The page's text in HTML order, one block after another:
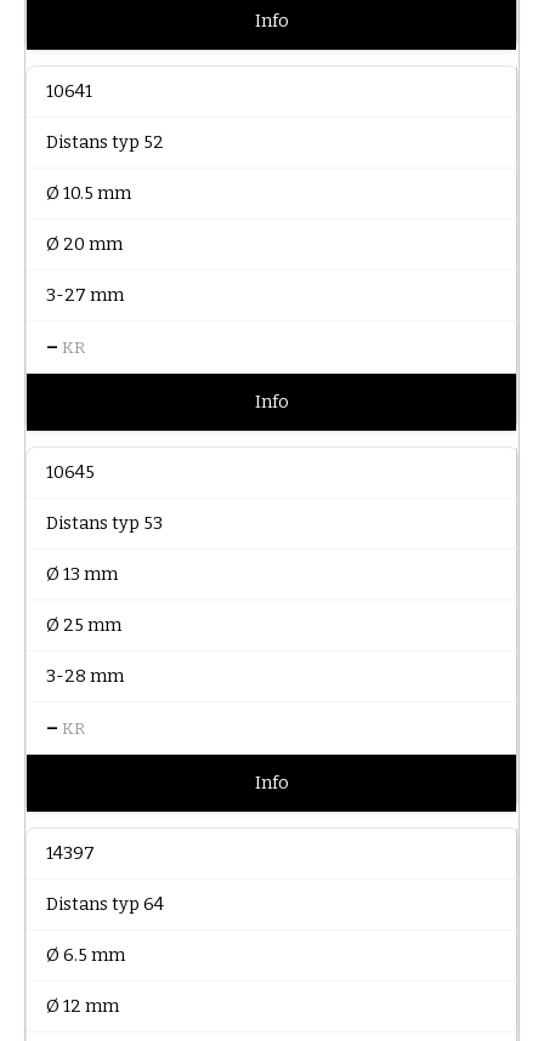
Info
10641
Distans typ 52
Ø 10.5 mm
Ø 20 mm
3-27 mm
– KR
Info
10645
Distans typ 53
Ø 13 mm
Ø 25 mm
3-28 mm
– KR
Info
14397
Distans typ 64
Ø 6.5 mm
Ø 12 mm